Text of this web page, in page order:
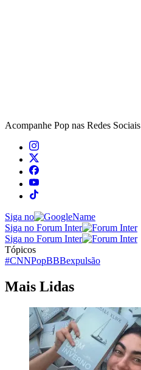
Acompanhe Pop nas Redes Sociais
Siga no
Siga no Forum Inter
Siga no Forum Inter
Tópicos
#CNNPopBBBexpulsão
Mais Lidas